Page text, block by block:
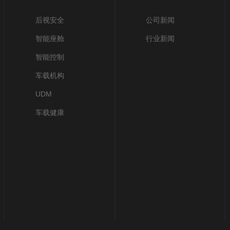
后视安全
智能座舱
智能控制
车载机构
UDM
车载健康
公司新闻
行业新闻